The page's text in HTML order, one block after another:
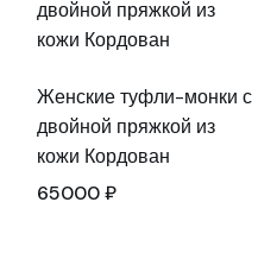
Женские туфли-монки с
двойной пряжкой из
кожи Кордован
65000₽